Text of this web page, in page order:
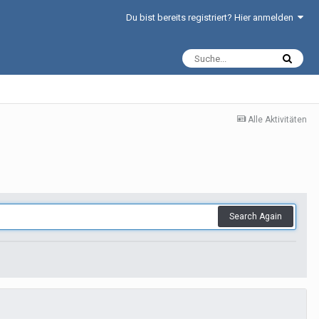
Du bist bereits registriert? Hier anmelden
Alle Aktivitäten
Search Again